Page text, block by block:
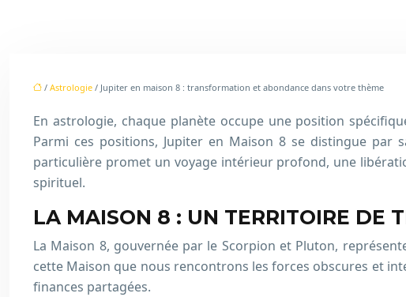
/ Astrologie / Jupiter en maison 8 : transformation et abondance dans votre thème
En astrologie, chaque planète occupe une position
Parmi ces positions, Jupiter en Maison 8 se distingue
particulière promet un voyage intérieur profond, une
spirituel.
LA MAISON 8 : UN TERRITOIRE DE
La Maison 8, gouvernée par le Scorpion et Pluton,
cette Maison que nous rencontrons les forces obscures et
finances partagées.